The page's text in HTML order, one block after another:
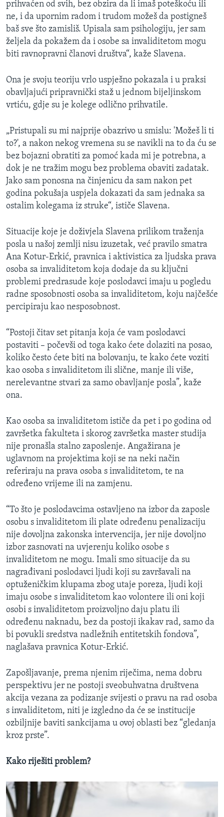
prihvaćen od svih, bez obzira da li imaš poteškoću ili
ne, i da upornim radom i trudom možeš da postigneš
baš sve što zamisliš. Upisala sam psihologiju, jer sam
željela da pokažem da i osobe sa invaliditetom mogu
biti ravnopravni članovi društva“, kaže Slavena.
Ona je svoju teoriju vrlo uspješno pokazala i u praksi
obavljajući pripravnički staž u jednom bijeljinskom
vrtiću, gdje su je kolege odlično prihvatile.
„Pristupali su mi najprije obazrivo u smislu: 'Možeš li ti
to?', a nakon nekog vremena su se navikli na to da ću se
bez bojazni obratiti za pomoć kada mi je potrebna, a
dok je ne tražim mogu bez problema obaviti zadatak.
Jako sam ponosna na činjenicu da sam nakon pet
godina pokušaja uspjela dokazati da sam jednaka sa
ostalim kolegama iz struke“, ističe Slavena.
Situacije koje je doživjela Slavena prilikom traženja
posla u našoj zemlji nisu izuzetak, već pravilo smatra
Ana Kotur-Erkić, pravnica i aktivistica za ljudska prava
osoba sa invaliditetom koja dodaje da su ključni
problemi predrasude koje poslodavci imaju u pogledu
radne sposobnosti osoba sa invaliditetom, koju najčešće
percipiraju kao nesposobnost.
“Postoji čitav set pitanja koja će vam poslodavci
postaviti – počevši od toga kako ćete dolaziti na posao,
koliko često ćete biti na bolovanju, te kako ćete voziti
kao osoba s invaliditetom ili slične, manje ili više,
nerelevantne stvari za samo obavljanje posla”, kaže
ona.
Kao osoba sa invaliditetom ističe da pet i po godina od
završetka fakulteta i skorog završetka master studija
nije pronašla stalno zaposlenje. Angažirana je
uglavnom na projektima koji se na neki način
referiraju na prava osoba s invaliditetom, te na
određeno vrijeme ili na zamjenu.
“To što je poslodavcima ostavljeno na izbor da zaposle
osobu s invaliditetom ili plate određenu penalizaciju
nije dovoljna zakonska intervencija, jer nije dovoljno
izbor zasnovati na uvjerenju koliko osobe s
invaliditetom ne mogu. Imali smo situacije da su
nagrađivani poslodavci ljudi koji su završavali na
optuženičkim klupama zbog utaje poreza, ljudi koji
imaju osobe s invaliditetom kao volontere ili oni koji
osobi s invaliditetom proizvoljno daju platu ili
određenu naknadu, bez da postoji ikakav rad, samo da
bi povukli sredstva nadležnih entitetskih fondova”,
naglašava pravnica Kotur-Erkić.
Zapošljavanje, prema njenim riječima, nema dobru
perspektivu jer ne postoji sveobuhvatna društvena
akcija vezana za podizanje svijesti o pravu na rad osoba
s invaliditetom, niti je izgledno da će se institucije
ozbiljnije baviti sankcijama u ovoj oblasti bez “gledanja
kroz prste”.
Kako riješiti problem?